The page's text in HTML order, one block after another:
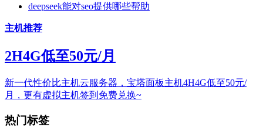
deepseek能对seo提供哪些帮助
主机推荐
2H4G低至50元/月
新一代性价比主机云服务器，宝塔面板主机4H4G低至50元/
月，更有虚拟主机签到免费兑换~
热门标签